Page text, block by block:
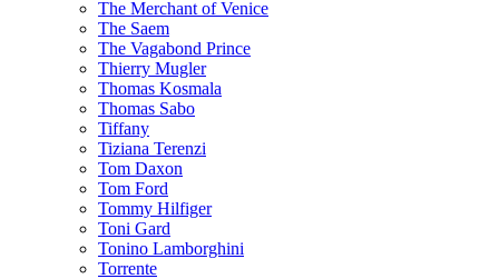
The Merchant of Venice
The Saem
The Vagabond Prince
Thierry Mugler
Thomas Kosmala
Thomas Sabo
Tiffany
Tiziana Terenzi
Tom Daxon
Tom Ford
Tommy Hilfiger
Toni Gard
Tonino Lamborghini
Torrente